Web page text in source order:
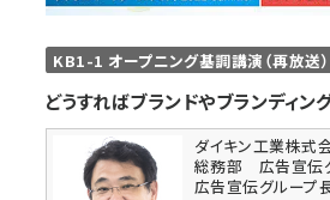
KB1-1 オープニング基調講演（再放送）
どうすればブランドやブランディン
ダイキン工業株式
総務部 広告宣伝
広告宣伝グループ